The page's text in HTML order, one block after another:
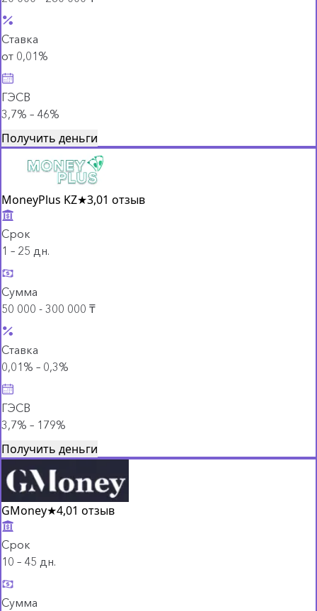
Ставка
от 0,01%
ГЭСВ
3,7% – 46%
Получить деньги
MoneyPlus KZ★3,01 отзыв
Срок
1 – 25 дн.
Сумма
50 000 - 300 000 ₸
Ставка
0,01% – 0,3%
ГЭСВ
3,7% – 179%
Получить деньги
GMoney★4,01 отзыв
Срок
10 – 45 дн.
Сумма